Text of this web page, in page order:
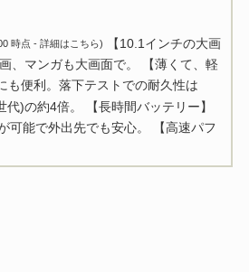
時点 - 詳細はこちら)
【10.1インチの大画
、マンガも大画面で。 【薄くて、軽
も便利。落下テストでの耐久性は
)の約4倍。 【長時間バッテリー】
可能で外出先でも安心。 【高速パフ